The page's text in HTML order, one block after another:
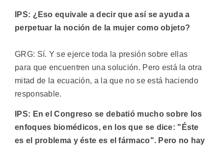
IPS: ¿Eso equivale a decir que así se ayuda a
perpetuar la noción de la mujer como objeto?
GRG: Sí. Y se ejerce toda la presión sobre ellas
para que encuentren una solución. Pero está la otra
mitad de la ecuación, a la que no se está haciendo
responsable.
IPS: En el Congreso se debatió mucho sobre los
enfoques biomédicos, en los que se dice: "Éste
es el problema y éste es el fármaco". Pero no hay